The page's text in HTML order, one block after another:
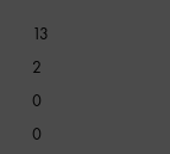
13
2
0
0